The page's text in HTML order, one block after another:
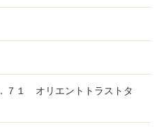
７１ オリエントトラストタ